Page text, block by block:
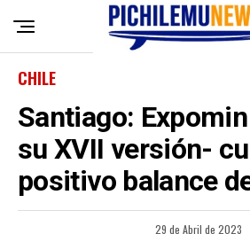
CHILE
Santiago:
su XVII versión-
positivo balance
29 de Abril de 2023